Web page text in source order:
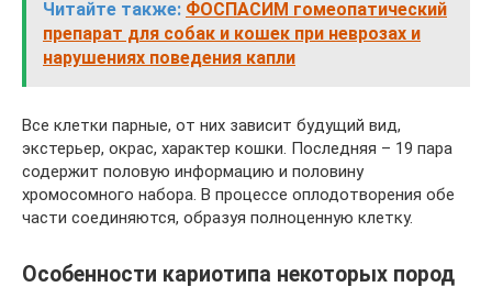
Читайте также: ФОСПАСИМ гомеопатический
препарат для собак и кошек при неврозах и
нарушениях поведения капли
Все клетки парные, от них зависит будущий вид,
экстерьер, окрас, характер кошки. Последняя – 19 пара
содержит половую информацию и половину
хромосомного набора. В процессе оплодотворения обе
части соединяются, образуя полноценную клетку.
Особенности кариотипа некоторых пород